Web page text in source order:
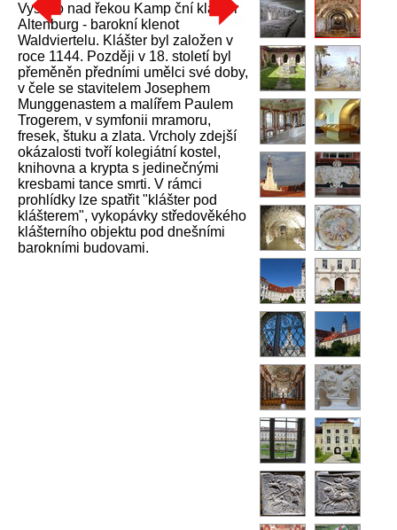
Vysoko nad řekou Kamp ční klášter
Altenburg - barokní klenot
Waldviertelu. Klášter byl založen v
roce 1144. Později v 18. století byl
přeměněn předními umělci své doby,
v čele se stavitelem Josephem
Munggenastem a malířem Paulem
Trogerem, v symfonii mramoru,
fresek, štuku a zlata. Vrcholy zdejší
okázalosti tvoří kolegiátní kostel,
knihovna a krypta s jedinečnými
kresbami tance smrti. V rámci
prohlídky lze spatřit "klášter pod
klášterem", vykopávky středověkého
klášterního objektu pod dnešními
barokními budovami.